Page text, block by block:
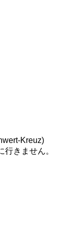
Kreuz)
きません。